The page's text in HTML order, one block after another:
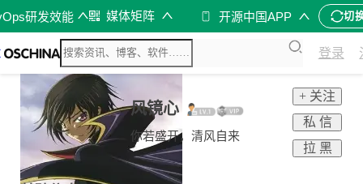
研发效能 媒体矩阵 开源中国APP 切
登录
风镜心
你若盛开，清风自来
+ 关注
私 信
拉 黑